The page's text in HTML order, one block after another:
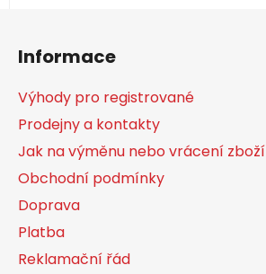
v
Informace
Výhody pro registrované
Prodejny a kontakty
Jak na výměnu nebo vrácení zboží
Obchodní podmínky
Doprava
Platba
Reklamační řád